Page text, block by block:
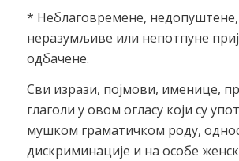
* Неблаговремене, недопуштене,
неразумљиве или непотпуне
одбачене.
Сви изрази, појмови, именице,
глаголи у овом огласу који су
мушком граматичком роду,
дискриминације и на особе